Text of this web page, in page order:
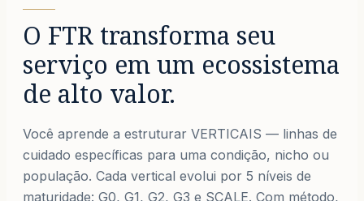
O FTR transforma seu
serviço em um ecossistema
de alto valor.
Você aprende a estruturar VERTICAIS — linhas de
cuidado específicas para uma condição, nicho ou
população. Cada vertical evolui por 5 níveis de
maturidade: G0, G1, G2, G3 e SCALE. Com método,